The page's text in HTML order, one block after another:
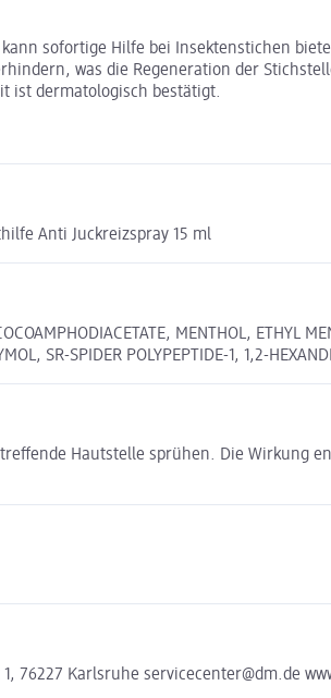
kann sofortige Hilfe bei Insektenstichen
was die Regeneration der
ist dermatologisch bestätigt.
Anti Juckreizspray 15 ml
MENTHOL, ETHYL
SR-SPIDER POLYPEPTIDE-1, 1,2-
Hautstelle sprühen. Die Wirkung
76227 Karlsruhe servicecenter@dm.de